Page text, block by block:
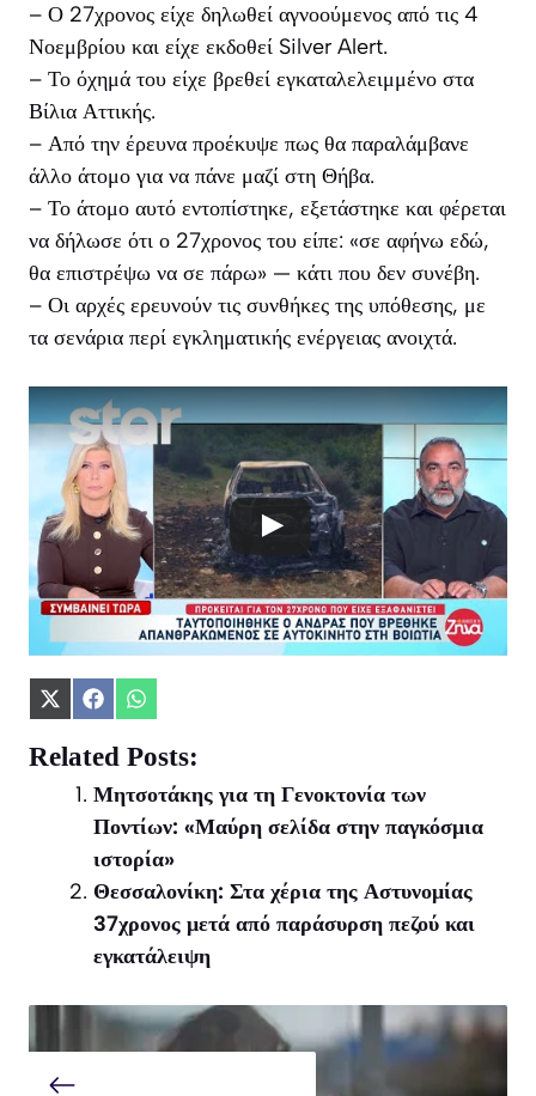
– Ο 27χρονος είχε δηλωθεί αγνοούμενος από τις 4
Νοεμβρίου και είχε εκδοθεί Silver Alert.
– Το όχημά του είχε βρεθεί εγκαταλελειμμένο στα
Βίλια Αττικής.
– Από την έρευνα προέκυψε πως θα παραλάμβανε
άλλο άτομο για να πάνε μαζί στη Θήβα.
– Το άτομο αυτό εντοπίστηκε, εξετάστηκε και φέρεται
να δήλωσε ότι ο 27χρονος του είπε: «σε αφήνω εδώ,
θα επιστρέψω να σε πάρω» — κάτι που δεν συνέβη.
– Οι αρχές ερευνούν τις συνθήκες της υπόθεσης, με
τα σενάρια περί εγκληματικής ενέργειας ανοιχτά.
Share
X
(Twitter)
Share
Facebook
Share
WhatsApp
Related Posts:
Μητσοτάκης για τη Γενοκτονία των
Ποντίων: «Μαύρη σελίδα στην παγκόσμια
ιστορία»
Θεσσαλονίκη: Στα χέρια της Αστυνομίας
37χρονος μετά από παράσυρση πεζού και
εγκατάλειψη